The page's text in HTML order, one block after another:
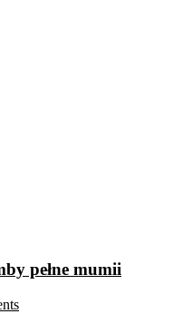
pełne mumii